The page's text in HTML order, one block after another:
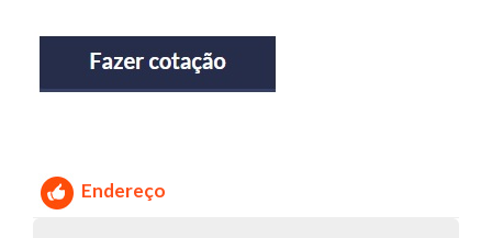
Endereço